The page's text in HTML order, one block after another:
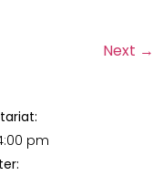
Next →
pm